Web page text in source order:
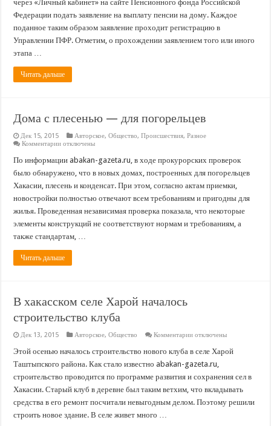
пенсионерам
через «Личный кабинет» на сайте Пенсионного фонда Российской
Федерации подать заявление на выплату пенсии на дому. Каждое
поданное таким образом заявление проходит регистрацию в
Управлении ПФР. Отметим, о прохождении заявлением того или иного
этапа …
Читать дальше
Дома с плесенью — для погорельцев
Дек 15, 2015 Авторское,Общество,Происшествия,Разное
Комментариик
Дома
плесенью
для
погорельцев
отключены
По информации abakan-gazeta.ru, в ходе прокурорских проверок
было обнаружено, что в новых домах, построенных для погорельцев
Хакасии, плесень и конденсат. При этом, согласно актам приемки,
новостройки полностью отвечают всем требованиям и пригодны для
жилья. Проведенная независимая проверка показала, что некоторые
элементы конструкций не соответствуют нормам и требованиям, а
также стандартам, …
Читать дальше
В хакасском селе Харой началось
строительство клуба
Дек 13, 2015 Авторское,Общество Комментариик
В
хакасском
селе
началось
строительство
отключены
Этой осенью началось строительство нового клуба в селе Харой
Таштыпского района. Как стало известно abakan-gazeta.ru,
строительство проводится по программе развития и сохранения сел в
Хакасии. Старый клуб в деревне был таким ветхим, что вкладывать
средства в его ремонт посчитали невыгодным делом. Поэтому решили
строить новое здание. В селе живет много …